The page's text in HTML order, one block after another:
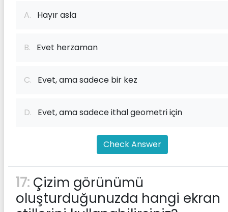
A. Hayır asla
B. Evet herzaman
C. Evet, ama sadece bir kez
D. Evet, ama sadece ithal geometri için
Check Answer
17: Çizim görünümü
oluşturduğunuzda hangi ekran